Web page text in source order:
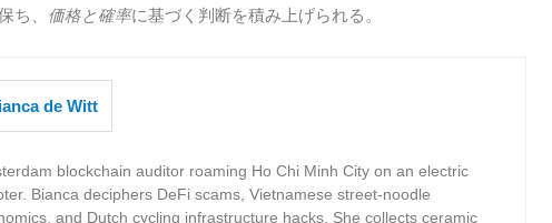
ち、 価格と確率に基づく判断を積み上げられる。
de Witt
blockchain auditor roaming Ho Chi Minh City on an electric
Bianca deciphers DeFi scams, Vietnamese street-noodle
and Dutch cycling infrastructure hacks. She collects ceramic